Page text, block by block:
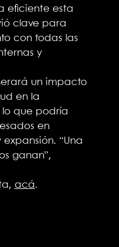
eficiente esta
clave para
con todas las
y
un impacto
en la
que podría
en
“Una
ganan”,
acá.